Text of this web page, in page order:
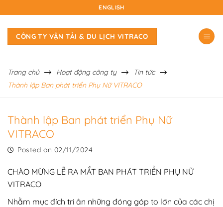
content
ENGLISH
CÔNG TY VẬN TẢI & DU LỊCH VITRACO
Trang chủ Hoạt động công ty
Tin tức
Thành lập Ban phát triển Phụ Nữ VITRACO
Thành lập Ban phát triển Phụ Nữ
VITRACO
Posted on 02/11/2024
CHÀO MỪNG LỄ RA MẮT BAN PHÁT TRIỂN PHỤ NỮ
VITRACO
Nhằm mục đích tri ân những đóng góp to lớn của các chị